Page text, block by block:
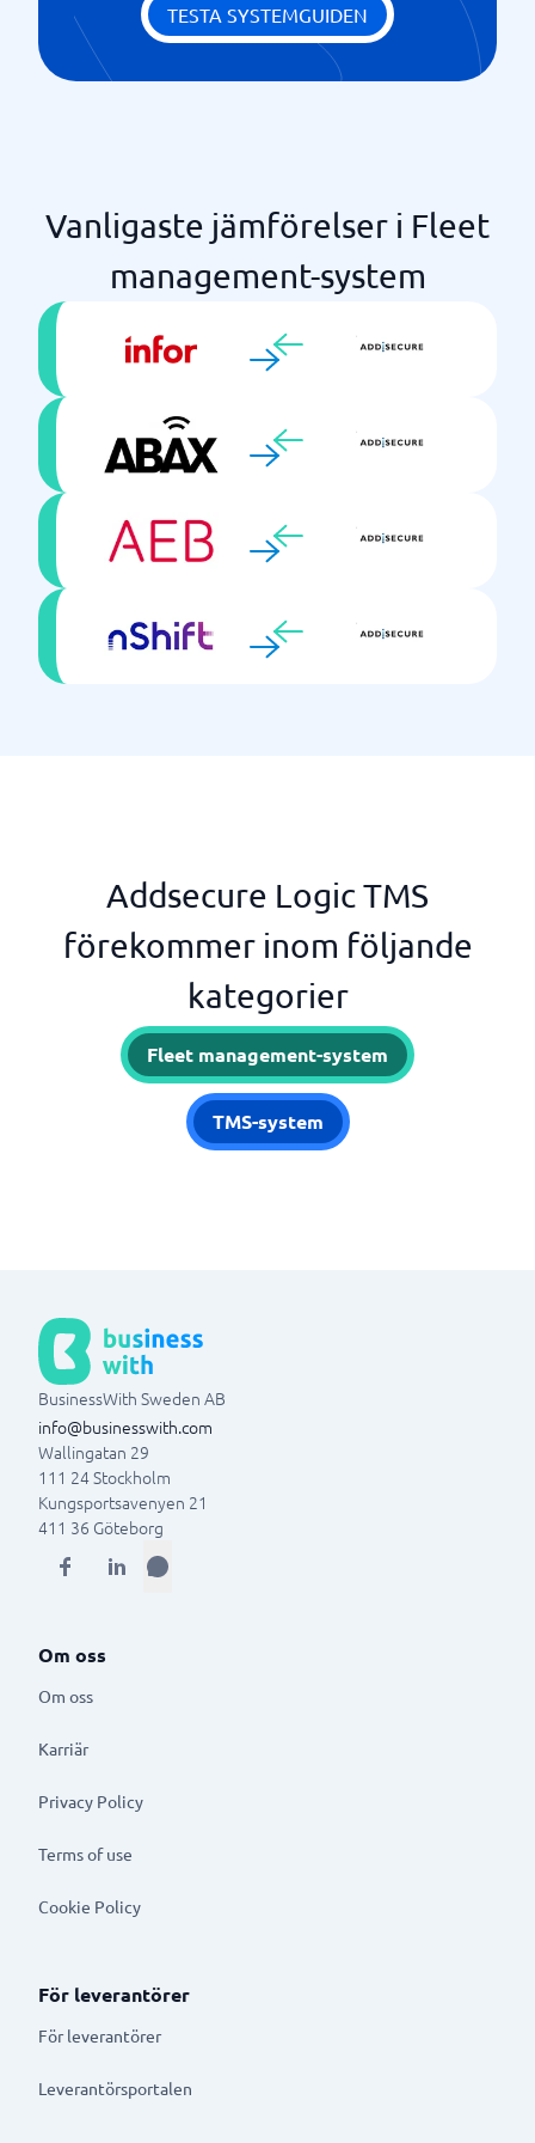
TESTA SYSTEMGUIDEN
Vanligaste jämförelser i Fleet
management-system
Addsecure Logic TMS
förekommer inom följande
kategorier
Fleet management-system
TMS-system
BusinessWith Sweden AB
info@businesswith.com
Wallingatan 29
111 24Stockholm
Kungsportsavenyen 21
411 36 Göteborg
Om oss
Om oss
Karriär
Privacy Policy
Terms of use
Cookie Policy
För leverantörer
För leverantörer
Leverantörsportalen